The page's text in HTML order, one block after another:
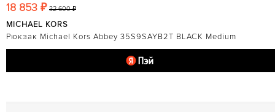
18 853 ₽ 32 600 ₽
MICHAEL KORS
Рюкзак Michael Kors Abbey 35S9SAYB2T BLACK Medium